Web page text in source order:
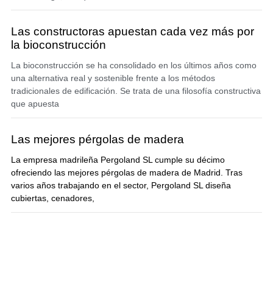
Las constructoras apuestan cada vez más por
la bioconstrucción
La bioconstrucción se ha consolidado en los últimos años como
una alternativa real y sostenible frente a los métodos
tradicionales de edificación. Se trata de una filosofía constructiva
que apuesta
Las mejores pérgolas de madera
La empresa madrileña Pergoland SL cumple su décimo
ofreciendo las mejores pérgolas de madera de Madrid. Tras
varios años trabajando en el sector, Pergoland SL diseña
cubiertas, cenadores,